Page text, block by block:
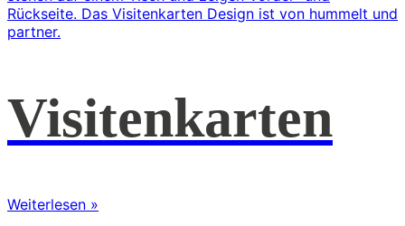
Visitenkarten
Weiterlesen »